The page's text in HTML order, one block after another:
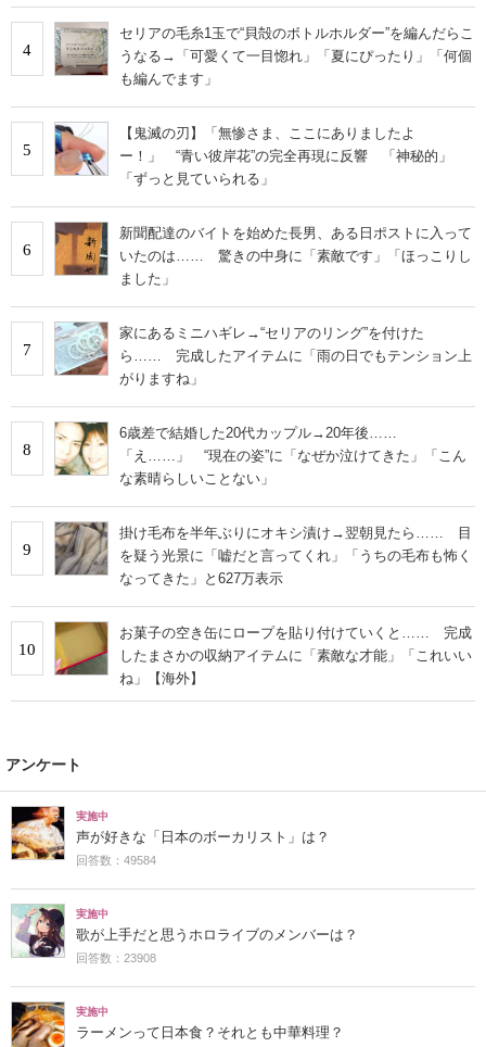
4
セリアの毛糸1玉で“貝殻のボトルホルダー”を編んだらこ
うなる→「可愛くて一目惚れ」「夏にぴったり」「何個
も編んでます」
5
【鬼滅の刃】「無惨さま、ここにありましたよ
ー！」 “青い彼岸花”の完全再現に反響 「神秘的」
「ずっと見ていられる」
6
新聞配達のバイトを始めた長男、ある日ポストに入って
いたのは…… 驚きの中身に「素敵です」「ほっこりし
ました」
7
家にあるミニハギレ→“セリアのリング”を付けた
ら…… 完成したアイテムに「雨の日でもテンション上
がりますね」
8
6歳差で結婚した20代カップル→20年後……
「え……」 “現在の姿”に「なぜか泣けてきた」「こん
な素晴らしいことない」
9
掛け毛布を半年ぶりにオキシ漬け→翌朝見たら…… 目
を疑う光景に「嘘だと言ってくれ」「うちの毛布も怖く
なってきた」と627万表示
10
お菓子の空き缶にロープを貼り付けていくと…… 完成
したまさかの収納アイテムに「素敵な才能」「これいい
ね」【海外】
アンケート
実施中
声が好きな「日本のボーカリスト」は？
回答数：49584
実施中
歌が上手だと思うホロライブのメンバーは？
回答数：23908
実施中
ラーメンって日本食？それとも中華料理？